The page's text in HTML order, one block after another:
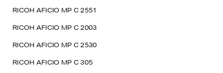
RICOH AFICIO MP C 2551
RICOH AFICIO MP C 2003
RICOH AFICIO MP C 2530
RICOH AFICIO MP C 305